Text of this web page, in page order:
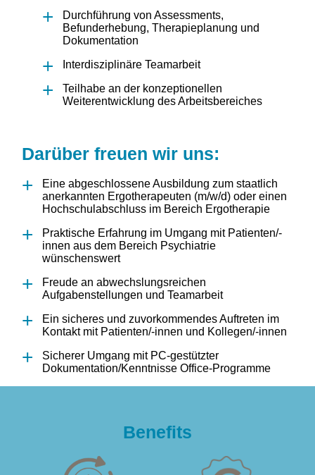
Durchführung von Assessments,
Befunderhebung, Therapieplanung und
Dokumentation
Interdisziplinäre Teamarbeit
Teilhabe an der konzeptionellen
Weiterentwicklung des Arbeitsbereiches
Darüber freuen wir uns:
Eine abgeschlossene Ausbildung zum staatlich
anerkannten Ergotherapeuten (m/w/d) oder einen
Hochschulabschluss im Bereich Ergotherapie
Praktische Erfahrung im Umgang mit Patienten/-
innen aus dem Bereich Psychiatrie
wünschenswert
Freude an abwechslungsreichen
Aufgabenstellungen und Teamarbeit
Ein sicheres und zuvorkommendes Auftreten im
Kontakt mit Patienten/-innen und Kollegen/-innen
Sicherer Umgang mit PC-gestützter
Dokumentation/Kenntnisse Office-Programme
Benefits